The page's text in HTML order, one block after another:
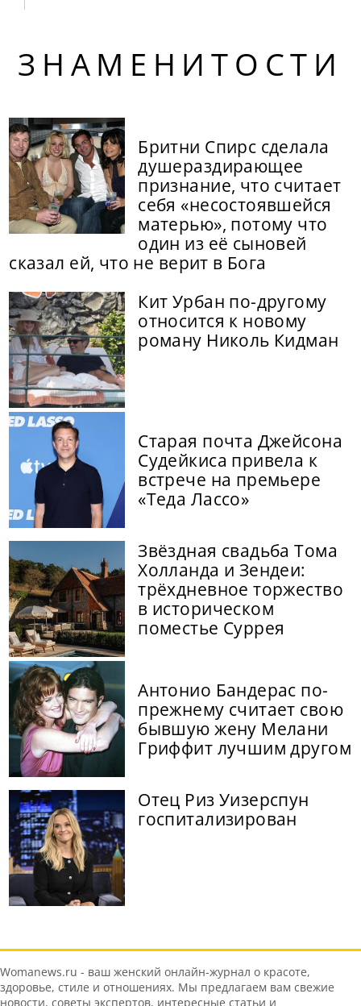
ЗНАМЕНИТОСТИ
Бритни Спирс сделала
душераздирающее
признание, что считает
себя «несостоявшейся
матерью», потому что
один из её сыновей
сказал ей, что не верит в Бога
Кит Урбан по-другому
относится к новому
роману Николь Кидман
Старая почта Джейсона
Судейкиса привела к
встрече на премьере
«Теда Лассо»
Звёздная свадьба Тома
Холланда и Зендеи:
трёхдневное торжество
в историческом
поместье Суррея
Антонио Бандерас по-
прежнему считает свою
бывшую жену Мелани
Гриффит лучшим другом
Отец Риз Уизерспун
госпитализирован
Womanews.ru - ваш женский онлайн-журнал о красоте,
здоровье, стиле и отношениях. Мы предлагаем вам свежие
новости, советы экспертов, интересные статьи и